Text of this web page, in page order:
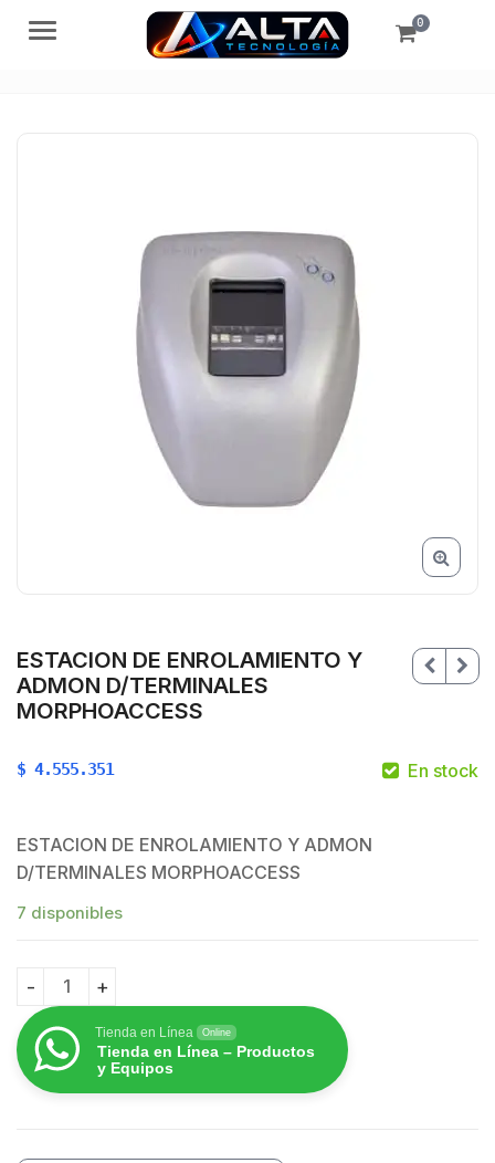
Menú 0
ESTACION DE ENROLAMIENTO Y
ADMON D/TERMINALES
MORPHOACCESS
$
$ 4.555.351 En stock
ESTACION DE ENROLAMIENTO Y ADMON
D/TERMINALES MORPHOACCESS
7 disponibles
ESTACION DE ENROLAMIENTO Y ADMON D/
Tienda en Línea Online
Tienda en Línea – Productos
y Equipos